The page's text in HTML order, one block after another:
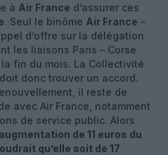
à Air France d’assurer ces
. Seul le binôme Air France –
d’offre sur la délégation
les liaisons Paris – Corse
fin du mois. La Collectivité
donc trouver un accord.
il reste de
avec Air France, notamment
de service public. Alors
augmentation de 11 euros du
qu’elle soit de 17